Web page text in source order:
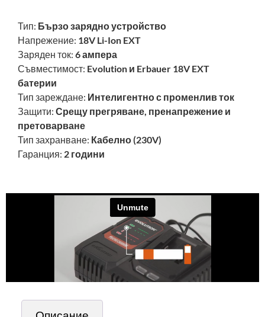
Тип: Бързо зарядно устройство
Напрежение: 18V Li-Ion EXT
Заряден ток: 6 ампера
Съвместимост: Evolution и Erbauer 18V EXT
батерии
Тип зареждане: Интелигентно с променлив ток
Защити: Срещу прегряване, пренапрежение и
претоварване
Тип захранване: Кабелно (230V)
Гаранция: 2 години